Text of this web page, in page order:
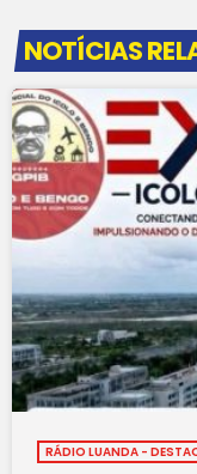
NOTÍCIAS
RÁDIO LUANDA -